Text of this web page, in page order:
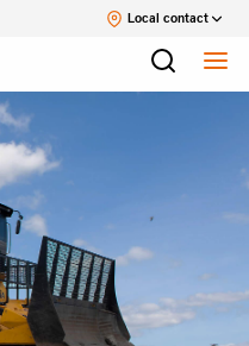
Local contact